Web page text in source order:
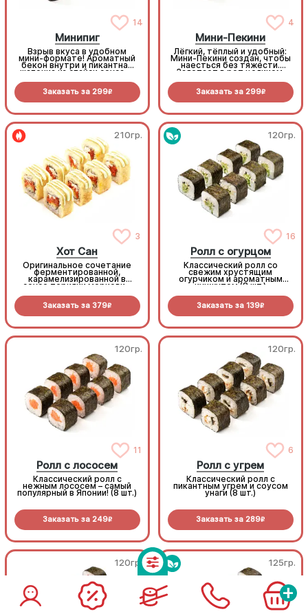
+
14
Минипиг
Взрыв вкуса в удобном
мини-формате! Ароматный
бекон внутри и пикантная
шапочка из спайси соуса —
любителей поострее и
посытнее (8шт.)
Заказать за 299R
4
Мини-Пекини
Лёгкий, тёплый и удобный:
Мини-Пекини создан, чтобы
наесться без тяжести.
Залетает в рот целиком,
как полноценное блюдо
(8шт.)
Заказать за 299R
210гр.
3
Хот Сан
Оригинальное сочетание
ферментированной,
карамелизированной в
соусе терияки моркови -
сливочного сыра под
золотистой корочкой. Соус
васаби добавляет блюду
как весеннее солнце (8шт.)
Заказать за 379R
120гр.
16
Ролл с огурцом
Классический ролл со
свежим хрустящим
огурчиком и ароматным
кунжутом (8 шт.)
Заказать за 139R
120гр.
11
Ролл с лососем
Классический ролл с
нежным лососем – самый
популярный в Японии! (8 шт.)
Заказать за 249R
120гр.
6
Ролл с угрем
Классический ролл с
пикантным угрем и соусом
унаги (8 шт.)
Заказать за 289R
120гр. 125гр.